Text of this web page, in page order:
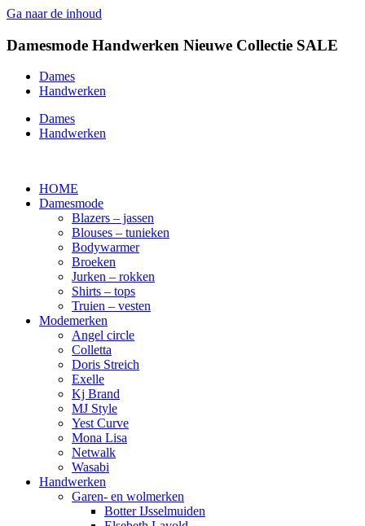
Ga naar de inhoud
Damesmode Handwerken Nieuwe Collectie SALE
Dames
Handwerken
Dames
Handwerken
HOME
Damesmode
Blazers – jassen
Blouses – tunieken
Bodywarmer
Broeken
Jurken – rokken
Shirts – tops
Truien – vesten
Modemerken
Angel circle
Colletta
Doris Streich
Exelle
Kj Brand
MJ Style
Yest Curve
Mona Lisa
Netwalk
Wasabi
Handwerken
Garen- en wolmerken
Botter IJsselmuiden